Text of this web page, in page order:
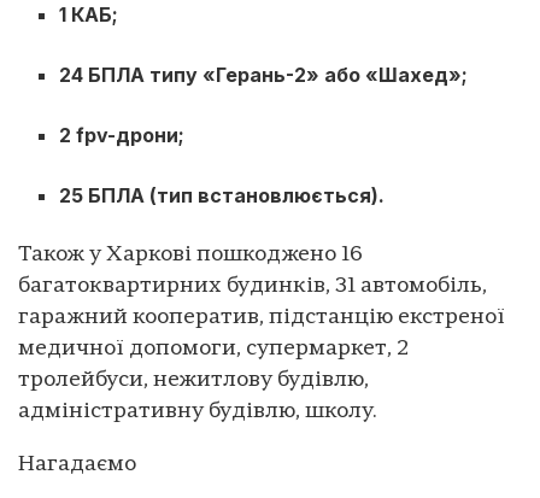
1 КАБ;
24 БПЛА типу «Герань-2» або «Шахед»;
2 fpv-дрони;
25 БПЛА (тип встановлюється).
Також у Харкові пошкоджено 16
багатоквартирних будинків, 31 автомобіль,
гаражний кооператив, підстанцію екстреної
медичної допомоги, супермаркет, 2
тролейбуси, нежитлову будівлю,
адміністративну будівлю, школу.
Нагадаємо